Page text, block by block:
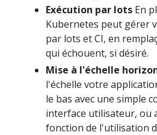
Exécution par lots En
Kubernetes peut gérer
par lots et CI, en
qui échouent, si désiré.
Mise à l'échelle
l'échelle votre
le bas avec une simple
interface utilisateur, ou
fonction de l'utilisation